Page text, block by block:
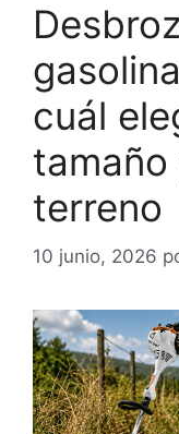
cuál
terreno
10 junio, 2026